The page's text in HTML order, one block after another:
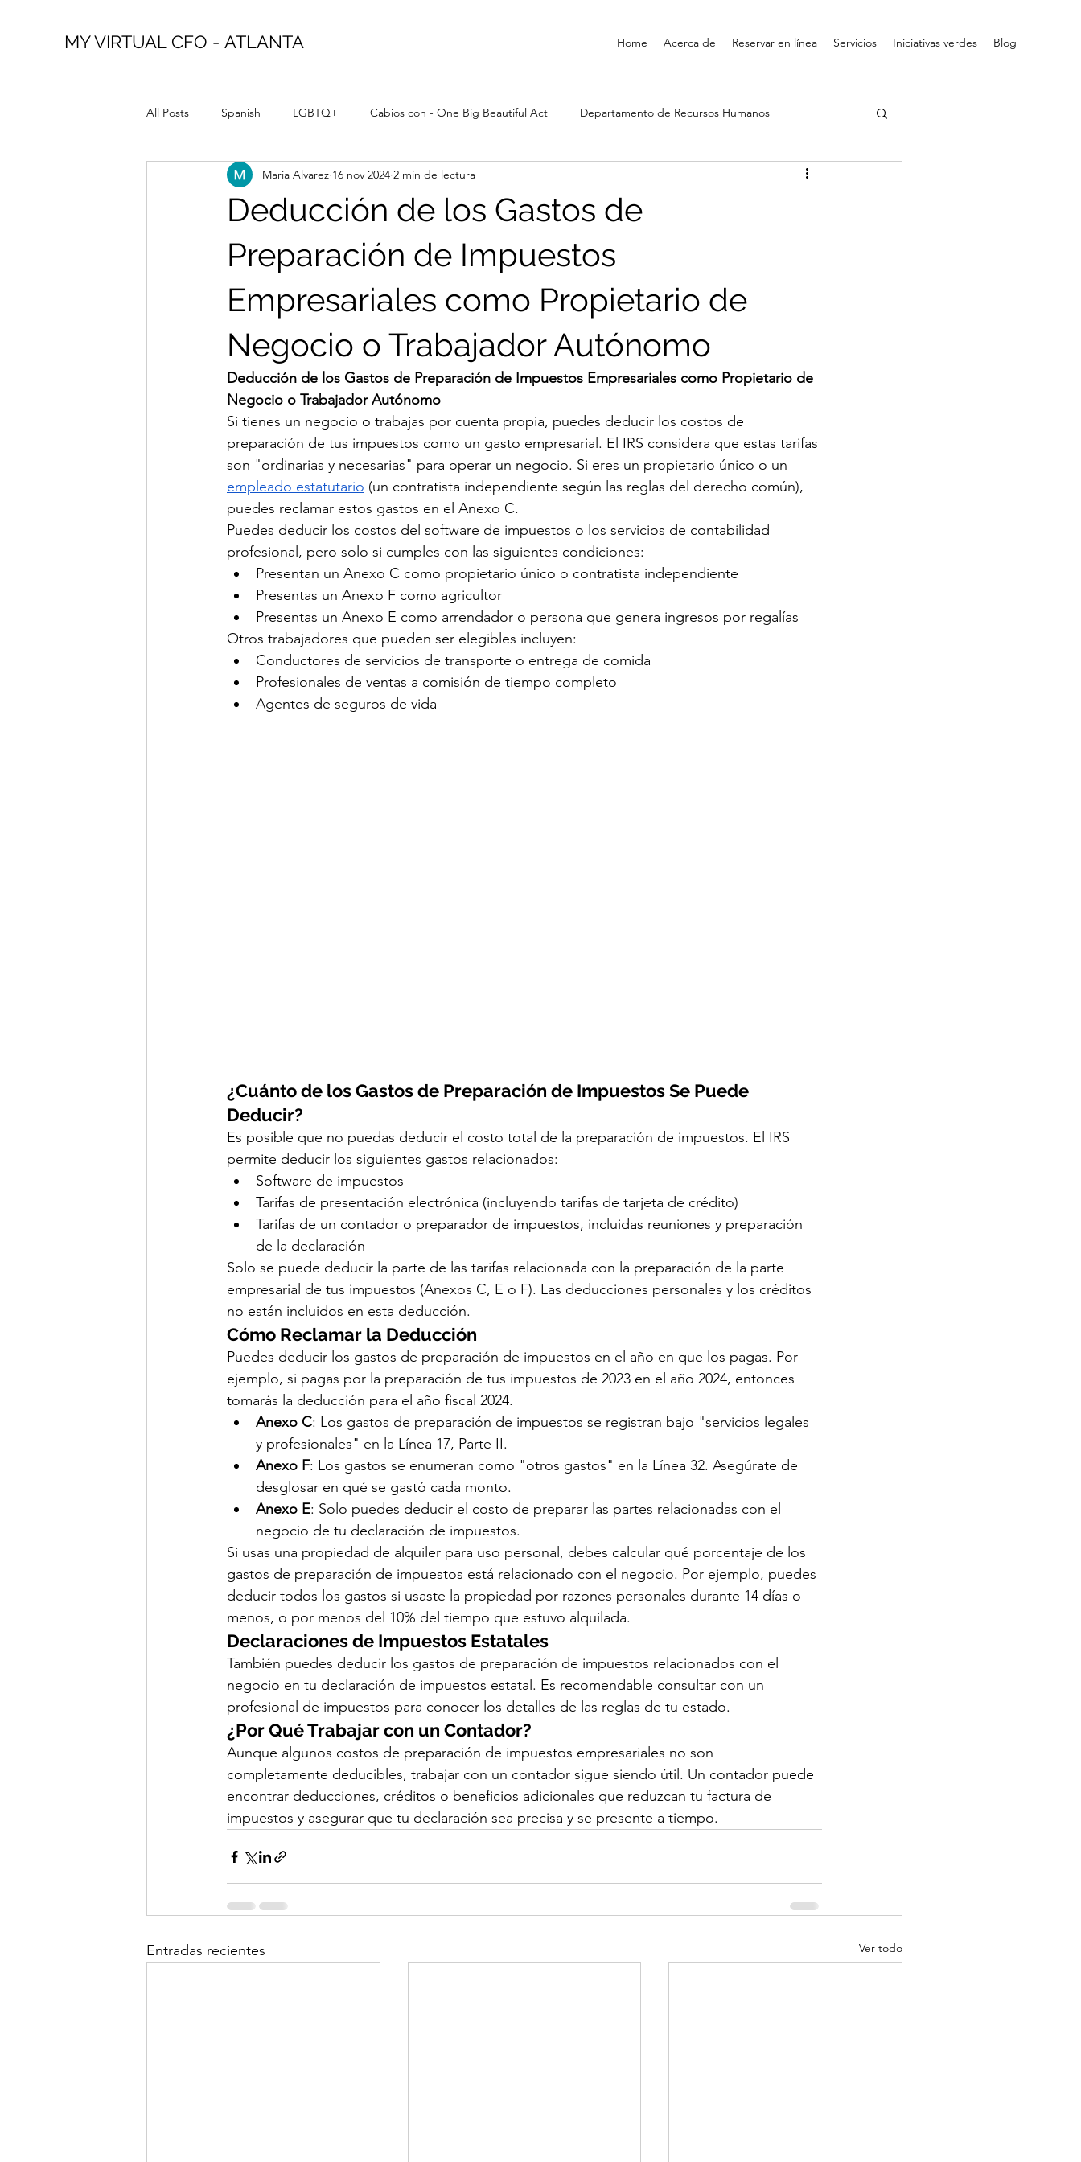
MY VIRTUAL CFO - ATLANTA Home Acerca de Reservar en línea Servicios Iniciativas verdes Blog
All Posts Spanish LGBTQ+ Cabios con - One Big Beautiful Act Departamento de Recursos Humanos
Deducción de los Gastos de
Preparación de Impuestos
Empresariales como Propietario de
Negocio o Trabajador Autónomo
Maria Alvarez 16 nov 2024 2 min de lectura
Deducción de los Gastos de Preparación de Impuestos Empresariales como Propietario de
Negocio o Trabajador Autónomo
Si tienes un negocio o trabajas por cuenta propia, puedes deducir los costos de
preparación de tus impuestos como un gasto empresarial. El IRS considera que estas tarifas
son "ordinarias y necesarias" para operar un negocio. Si eres un propietario único o un
empleado estatutario (un contratista independiente según las reglas del derecho común),
puedes reclamar estos gastos en el Anexo C.
Puedes deducir los costos del software de impuestos o los servicios de contabilidad
profesional, pero solo si cumples con las siguientes condiciones:
Presentan un Anexo C como propietario único o contratista independiente
Presentas un Anexo F como agricultor
Presentas un Anexo E como arrendador o persona que genera ingresos por regalías
Otros trabajadores que pueden ser elegibles incluyen:
Conductores de servicios de transporte o entrega de comida
Profesionales de ventas a comisión de tiempo completo
Agentes de seguros de vida
¿Cuánto de los Gastos de Preparación de Impuestos Se Puede
Deducir?
Es posible que no puedas deducir el costo total de la preparación de impuestos. El IRS
permite deducir los siguientes gastos relacionados:
Software de impuestos
Tarifas de presentación electrónica (incluyendo tarifas de tarjeta de crédito)
Tarifas de un contador o preparador de impuestos, incluidas reuniones y preparación
de la declaración
Solo se puede deducir la parte de las tarifas relacionada con la preparación de la parte
empresarial de tus impuestos (Anexos C, E o F). Las deducciones personales y los créditos
no están incluidos en esta deducción.
Cómo Reclamar la Deducción
Puedes deducir los gastos de preparación de impuestos en el año en que los pagas. Por
ejemplo, si pagas por la preparación de tus impuestos de 2023 en el año 2024, entonces
tomarás la deducción para el año fiscal 2024.
Anexo C: Los gastos de preparación de impuestos se registran bajo "servicios legales
y profesionales" en la Línea 17, Parte II.
Anexo F: Los gastos se enumeran como "otros gastos" en la Línea 32. Asegúrate de
desglosar en qué se gastó cada monto.
Anexo E: Solo puedes deducir el costo de preparar las partes relacionadas con el
negocio de tu declaración de impuestos.
Si usas una propiedad de alquiler para uso personal, debes calcular qué porcentaje de los
gastos de preparación de impuestos está relacionado con el negocio. Por ejemplo, puedes
deducir todos los gastos si usaste la propiedad por razones personales durante 14 días o
menos, o por menos del 10% del tiempo que estuvo alquilada.
Declaraciones de Impuestos Estatales
También puedes deducir los gastos de preparación de impuestos relacionados con el
negocio en tu declaración de impuestos estatal. Es recomendable consultar con un
profesional de impuestos para conocer los detalles de las reglas de tu estado.
¿Por Qué Trabajar con un Contador?
Aunque algunos costos de preparación de impuestos empresariales no son
completamente deducibles, trabajar con un contador sigue siendo útil. Un contador puede
encontrar deducciones, créditos o beneficios adicionales que reduzcan tu factura de
impuestos y asegurar que tu declaración sea precisa y se presente a tiempo.
Entradas recientes Ver todo